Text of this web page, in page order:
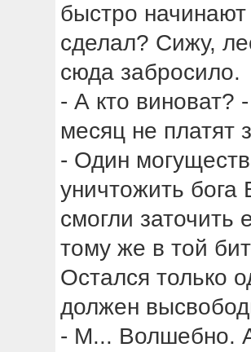
быстро
сделал? Сижу,
сюда забросило.
- А кто виноват?
месяц не платят
- Один
уничтожить бога
смогли заточить
тому же в той
Остался только
должен
- М... Волшебно.